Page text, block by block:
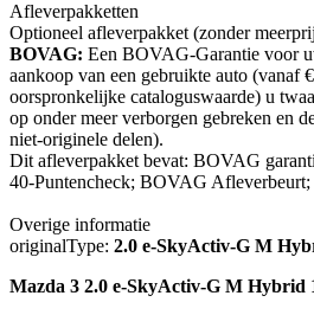
Afleverpakketten
Optioneel afleverpakket (zonder
BOVAG: Een BOVAG-Garantie voor
aankoop van een gebruikte auto (vanaf
oorspronkelijke cataloguswaarde) u
op onder meer verborgen gebreken en
niet-originele delen).
Dit afleverpakket bevat: BOVAG
40-Puntencheck; BOVAG
Overige informatie
originalType: 2.0 e-SkyActiv-G M
Mazda 3 2.0 e-SkyActiv-G M Hybrid